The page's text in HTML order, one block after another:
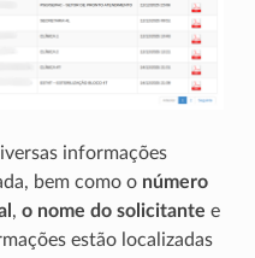
informações
bem como o número
, o nome do solicitante e
estão localizadas